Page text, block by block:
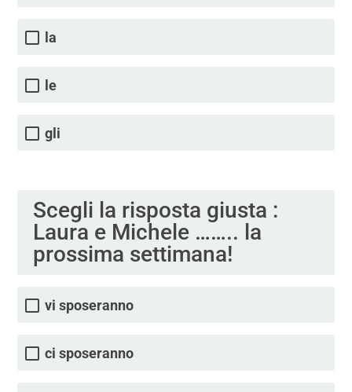
la
le
gli
Scegli la risposta giusta :
Laura e Michele …….. la
prossima settimana!
vi sposeranno
ci sposeranno